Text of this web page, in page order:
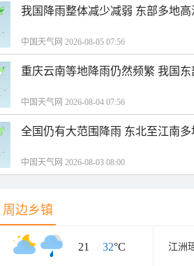
我国降雨整体减少减弱 东部多地
中国天气网 2026-08-05 07:56
重庆云南等地降雨仍然频繁 我国
中国天气网 2026-08-04 07:56
全国仍有大范围降雨 东北至江南
中国天气网 2026-08-03 08:00
周边乡镇
21 / 32°C 江洲